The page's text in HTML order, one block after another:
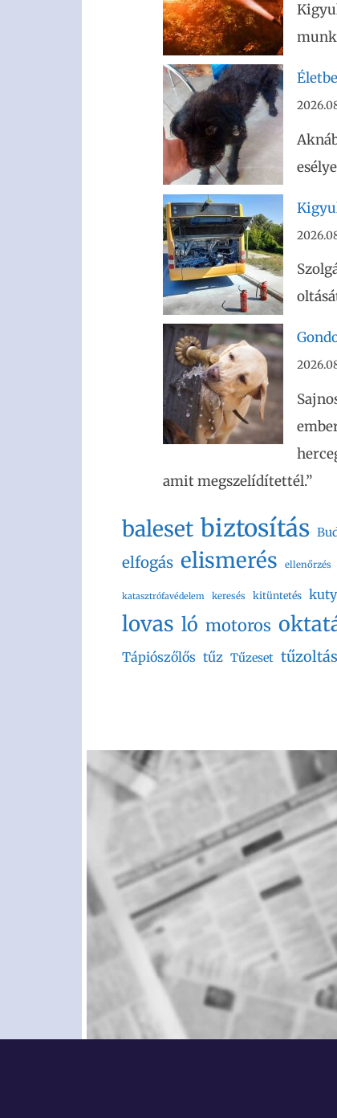
amit megszelídítettél.”
baleset biztosítás
elfogás elismerés ellenőrzés
katasztrófavédelem keresés kitüntetés
lovas ló motoros
Tápiószőlős tűz Tűzeset tűzoltás